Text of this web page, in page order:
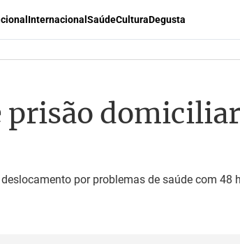
Internacional SaúdeCulturaDegusta
prisão
por problemas de saúde com 48